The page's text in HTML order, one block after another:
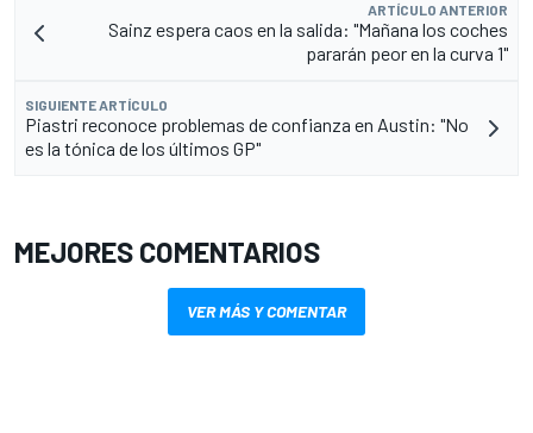
ARTÍCULO ANTERIOR
Sainz espera caos en la salida: "Mañana los coches
pararán peor en la curva 1"
SIGUIENTE ARTÍCULO
Piastri reconoce problemas de confianza en Austin: "No
es la tónica de los últimos GP"
MEJORES COMENTARIOS
VER MÁS Y COMENTAR